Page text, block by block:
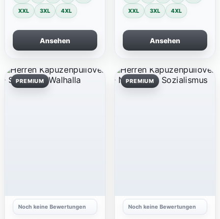
Warenkorb
XXL 3XL 4XL
Ansehen
XXL 3XL 4XL
Ansehen
PREMIUM
Noch keine Bewertungen
PREMIUM
Noch keine Bewertungen